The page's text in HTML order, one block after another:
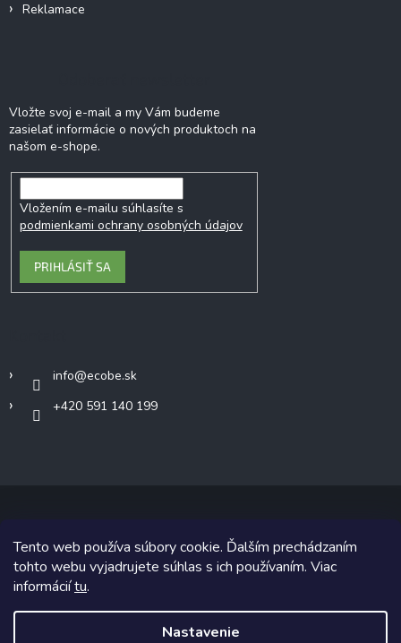
Tento web používa súbory cookie. Ďalším prechádzaním
tohto webu vyjadrujete súhlas s ich používaním. Viac
informáciítu.
Nastavenie
Reklamace
Vložte svoj e-mail a my Vám budeme
zasielať informácie o nových produktoch na
našom e-shope.
Vložením e-mailu súhlasíte s
podmienkami ochrany osobných údajov
PRIHLÁSIŤ SA
info@ecobe.sk
+420 591 140 199
Copyright 2026Ecobe.sk. Všetky práva vyhradené.
Grafický návrh vytvoril a na Shoptet implementoval
Shoptetak.cz.